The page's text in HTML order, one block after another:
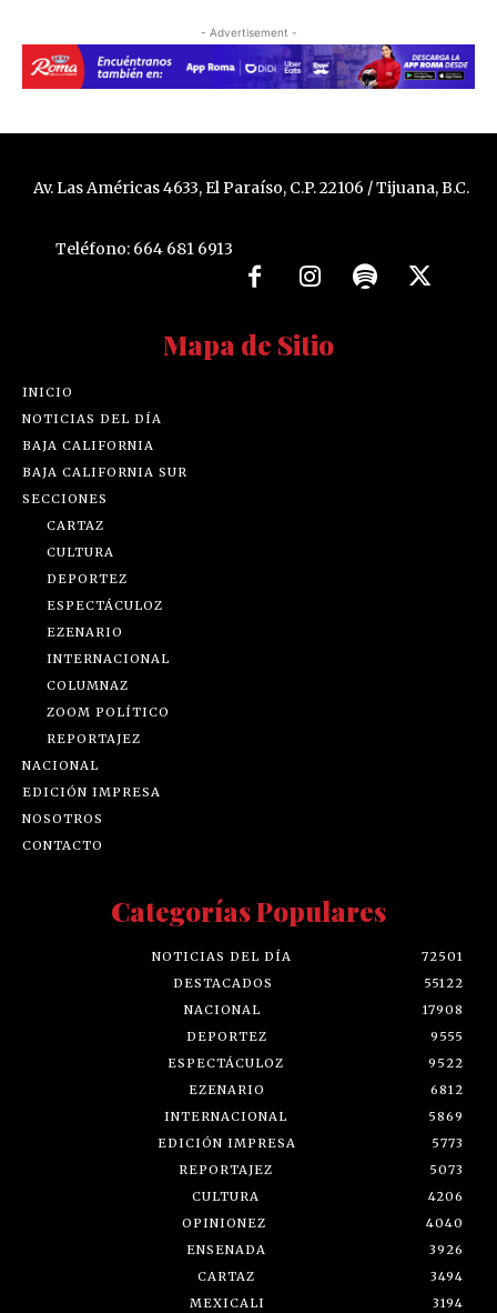
- Advertisement -
Av. Las Américas 4633, El Paraíso, C.P. 22106 / Tijuana, B.C.
Teléfono: 664 681 6913
Mapa de Sitio
INICIO
NOTICIAS DEL DÍA
BAJA CALIFORNIA
BAJA CALIFORNIA SUR
SECCIONES
CARTAZ
CULTURA
DEPORTEZ
ESPECTÁCULOZ
EZENARIO
INTERNACIONAL
COLUMNAZ
ZOOM POLÍTICO
REPORTAJEZ
NACIONAL
EDICIÓN IMPRESA
NOSOTROS
CONTACTO
Categorías Populares
NOTICIAS DEL DÍA
72501
DESTACADOS
55122
NACIONAL
17908
DEPORTEZ
9555
ESPECTÁCULOZ
9522
EZENARIO
6812
INTERNACIONAL
5869
EDICIÓN IMPRESA
5773
REPORTAJEZ
5073
CULTURA
4206
OPINIONEZ
4040
ENSENADA
3926
CARTAZ
3494
MEXICALI
3194